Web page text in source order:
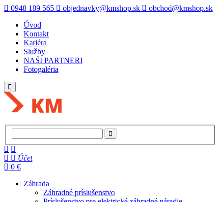
0948 189 565 objednavky@kmshop.sk
obchod@kmshop.sk
Úvod
Kontakt
Kariéra
Služby
NAŠI PARTNERI
Fotogaléria
Účet
0 €
Záhrada
Záhradné príslušenstvo